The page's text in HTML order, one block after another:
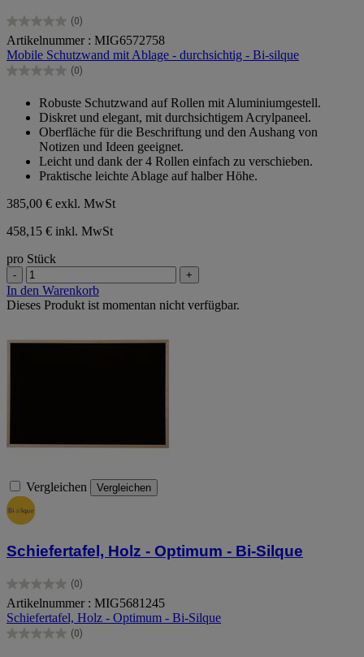
(0)
0.0
von
5
Sternen.
Artikelnummer : MIG6572758
Mobile Schutzwand mit Ablage - durchsichtig - Bi-silque
(0)
0.0
Sternen.
Robuste Schutzwand auf Rollen mit Aluminiumgestell.
Diskret und elegant, mit durchsichtigem Acrylpaneel.
Oberfläche für die Beschriftung und den Aushang von
Notizen und Ideen geeignet.
Leicht und dank der 4 Rollen einfach zu verschieben.
Praktische leichte Ablage auf halber Höhe.
385,00 € exkl. MwSt
458,15 € inkl. MwSt
pro Stück
- +
In den Warenkorb
Dieses Produkt ist momentan nicht verfügbar.
Vergleichen Vergleichen
Schiefertafel, Holz - Optimum - Bi-Silque
(0)
0.0
von
5
Sternen.
Artikelnummer : MIG5681245
Schiefertafel, Holz - Optimum - Bi-Silque
(0)
0.0